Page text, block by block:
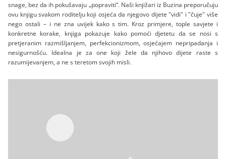
snage, bez da ih pokušavaju „popraviti“. Naši knjižari iz Buzina preporučuju
ovu knjigu svakom roditelju koji osjeća da njegovo dijete "vidi" i "čuje" više
nego ostali – i ne zna uvijek kako s tim. Kroz primjere, tople savjete i
konkretne korake, knjiga pokazuje kako pomoći djetetu da se nosi s
pretjeranim razmišljanjem, perfekcionizmom, osjećajem nepripadanja i
nesigurnošću. Idealna je za one koji žele da njihovo dijete raste s
razumijevanjem, a ne s teretom svojih misli.